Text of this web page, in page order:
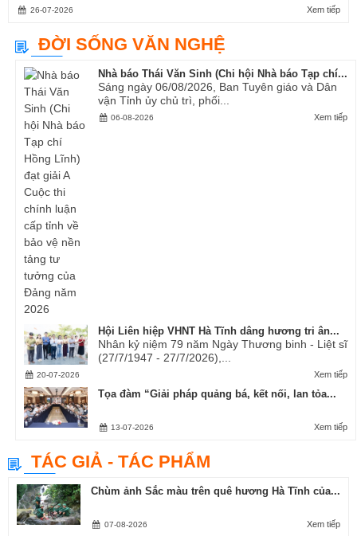
Xem tiếp
26-07-2026
ĐỜI SỐNG VĂN NGHỆ
Nhà báo Thái Văn Sinh (Chi hội Nhà báo Tạp chí...
Sáng ngày 06/08/2026, Ban Tuyên giáo và Dân
vận Tỉnh ủy chủ trì, phối...
Xem tiếp
06-08-2026
Hội Liên hiệp VHNT Hà Tĩnh dâng hương tri ân...
Nhân kỷ niệm 79 năm Ngày Thương binh - Liệt sĩ
(27/7/1947 - 27/7/2026),...
Xem tiếp
20-07-2026
Tọa đàm “Giải pháp quảng bá, kết nối, lan tỏa...
Xem tiếp
13-07-2026
TÁC GIẢ - TÁC PHẨM
Chùm ảnh Sắc màu trên quê hương Hà Tĩnh của...
Xem tiếp
07-08-2026